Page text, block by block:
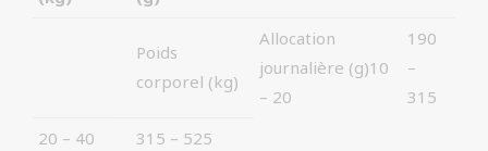
Poids
corporel (kg)
Allocation
journalière (g)10
– 20
190
–
315
20 – 40
315 – 525